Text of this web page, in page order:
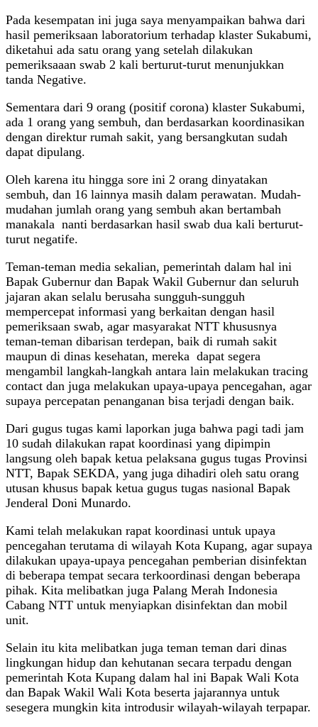
Pada kesempatan ini juga saya menyampaikan bahwa dari
hasil pemeriksaan laboratorium terhadap klaster Sukabumi,
diketahui ada satu orang yang setelah dilakukan
pemeriksaaan swab 2 kali berturut-turut menunjukkan
tanda Negative.
Sementara dari 9 orang (positif corona) klaster Sukabumi,
ada 1 orang yang sembuh, dan berdasarkan koordinasikan
dengan direktur rumah sakit, yang bersangkutan sudah
dapat dipulang.
Oleh karena itu hingga sore ini 2 orang dinyatakan
sembuh, dan 16 lainnya masih dalam perawatan. Mudah-
mudahan jumlah orang yang sembuh akan bertambah
manakala nanti berdasarkan hasil swab dua kali berturut-
turut negatife.
Teman-teman media sekalian, pemerintah dalam hal ini
Bapak Gubernur dan Bapak Wakil Gubernur dan seluruh
jajaran akan selalu berusaha sungguh-sungguh
mempercepat informasi yang berkaitan dengan hasil
pemeriksaan swab, agar masyarakat NTT khususnya
teman-teman dibarisan terdepan, baik di rumah sakit
maupun di dinas kesehatan, mereka dapat segera
mengambil langkah-langkah antara lain melakukan tracing
contact dan juga melakukan upaya-upaya pencegahan, agar
supaya percepatan penanganan bisa terjadi dengan baik.
Dari gugus tugas kami laporkan juga bahwa pagi tadi jam
10 sudah dilakukan rapat koordinasi yang dipimpin
langsung oleh bapak ketua pelaksana gugus tugas Provinsi
NTT, Bapak SEKDA, yang juga dihadiri oleh satu orang
utusan khusus bapak ketua gugus tugas nasional Bapak
Jenderal Doni Munardo.
Kami telah melakukan rapat koordinasi untuk upaya
pencegahan terutama di wilayah Kota Kupang, agar supaya
dilakukan upaya-upaya pencegahan pemberian disinfektan
di beberapa tempat secara terkoordinasi dengan beberapa
pihak. Kita melibatkan juga Palang Merah Indonesia
Cabang NTT untuk menyiapkan disinfektan dan mobil
unit.
Selain itu kita melibatkan juga teman teman dari dinas
lingkungan hidup dan kehutanan secara terpadu dengan
pemerintah Kota Kupang dalam hal ini Bapak Wali Kota
dan Bapak Wakil Wali Kota beserta jajarannya untuk
sesegera mungkin kita introdusir wilayah-wilayah terpapar.